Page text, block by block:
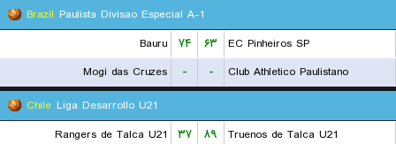
Brazil Paulista Divisao Especial A-1
Bauru
۷۴ ۶۳
EC Pinheiros SP
Mogi das Cruzes
- -
Club Athletico Paulistano
Chile Liga Desarrollo U21
Rangers de Talca U21
۳۷ ۸۹
Truenos de Talca U21